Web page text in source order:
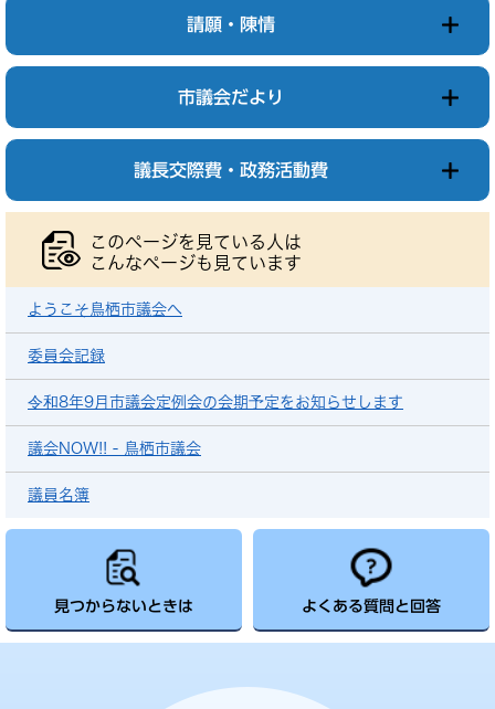
請願・陳情
市議会だより
議長交際費・政務活動費
このページを見ている人は
こんなページも見ています
ようこそ鳥栖市議会へ
委員会記録
令和8年9月市議会定例会の会期予定をお知らせします
議会NOW!! - 鳥栖市議会
議員名簿
見つからないときは よくある質問と回答